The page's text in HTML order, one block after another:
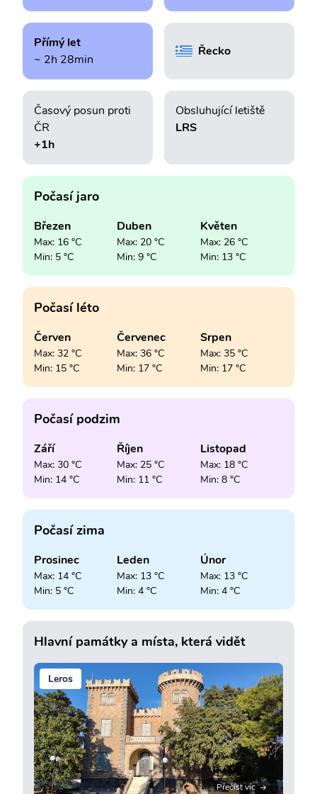
Přímý let
~ 2h 28min
Řecko
Časový posun proti
ČR
+1h
Obsluhující letiště
LRS
Počasí jaro
Březen
Max: 16 °C
Min: 5 °C
Duben
Max: 20 °C
Min: 9 °C
Květen
Max: 26 °C
Min: 13 °C
Počasí léto
Červen
Max: 32 °C
Min: 15 °C
Červenec
Max: 36 °C
Min: 17 °C
Srpen
Max: 35 °C
Min: 17 °C
Počasí podzim
Září
Max: 30 °C
Min: 14 °C
Říjen
Max: 25 °C
Min: 11 °C
Listopad
Max: 18 °C
Min: 8 °C
Počasí zima
Prosinec
Max: 14 °C
Min: 5 °C
Leden
Max: 13 °C
Min: 4 °C
Únor
Max: 13 °C
Min: 4 °C
Hlavní památky a místa, která vidět
Leros
Přečíst víc